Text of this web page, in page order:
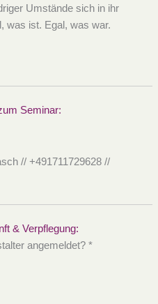
Umstände sich in ihr
was ist. Egal, was war.
Seminar:
// +491711729628 //
& Verpflegung:
angemeldet? *